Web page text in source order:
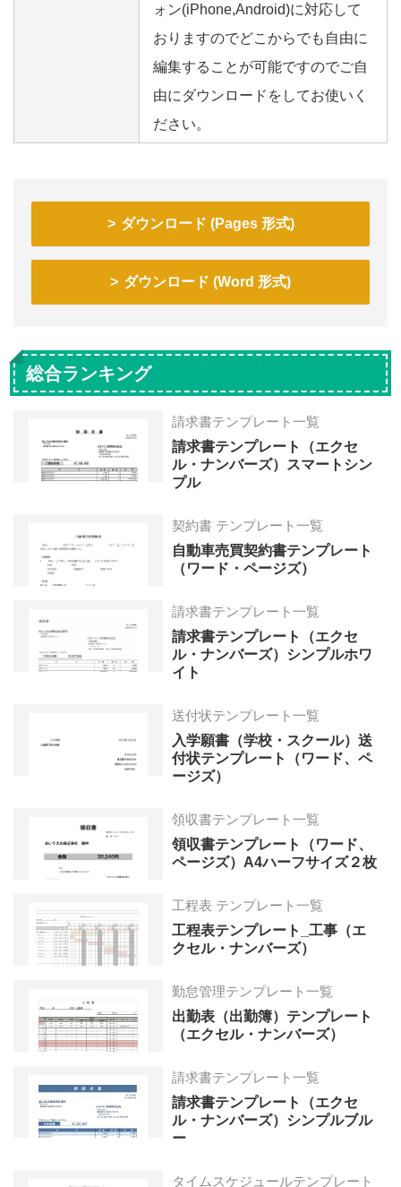
ォン(iPhone,Android)に対応して
おりますのでどこからでも自由に
編集することが可能ですのでご自
由にダウンロードをしてお使いく
ださい。
ダウンロード (Pages 形式)
ダウンロード (Word 形式)
総合ランキング
請求書テンプレート一覧
請求書テンプレート（エクセ
ル・ナンバーズ）スマートシン
プル
契約書 テンプレート一覧
自動車売買契約書テンプレート
（ワード・ページズ）
請求書テンプレート一覧
請求書テンプレート（エクセ
ル・ナンバーズ）シンプルホワ
イト
送付状テンプレート一覧
入学願書（学校・スクール）送
付状テンプレート（ワード、ペ
ージズ）
領収書テンプレート一覧
領収書テンプレート（ワード、
ページズ）A4ハーフサイズ２枚
工程表 テンプレート一覧
工程表テンプレート_工事（エ
クセル・ナンバーズ）
勤怠管理テンプレート一覧
出勤表（出勤簿）テンプレート
（エクセル・ナンバーズ）
請求書テンプレート一覧
請求書テンプレート（エクセ
ル・ナンバーズ）シンプルブル
ー
タイムスケジュールテンプレート